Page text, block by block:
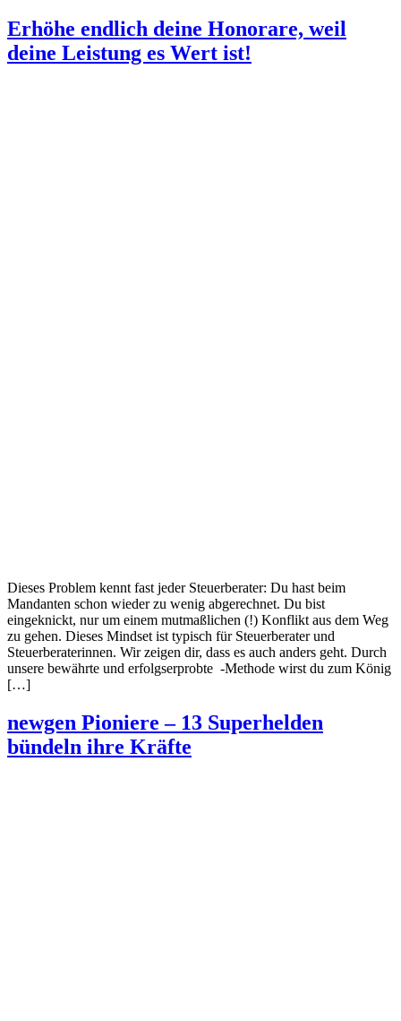
Erhöhe endlich deine Honorare, weil
deine Leistung es Wert ist!
Dieses Problem kennt fast jeder Steuerberater: Du hast beim
Mandanten schon wieder zu wenig abgerechnet. Du bist
eingeknickt, nur um einem mutmaßlichen (!) Konflikt aus dem Weg
zu gehen. Dieses Mindset ist typisch für Steuerberater und
Steuerberaterinnen. Wir zeigen dir, dass es auch anders geht. Durch
unsere bewährte und erfolgserprobte -Methode wirst du zum König
[…]
newgen Pioniere – 13 Superhelden
bündeln ihre Kräfte